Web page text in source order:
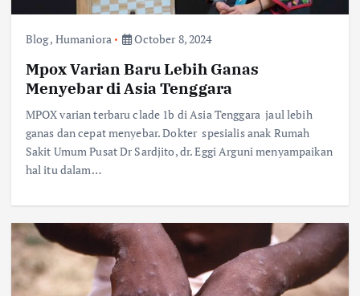
Blog, Humaniora October 8, 2024
Mpox Varian Baru Lebih Ganas
Menyebar di Asia Tenggara
MPOX varian terbaru clade 1b di Asia Tenggara jaul lebih
ganas dan cepat menyebar. Dokter spesialis anak Rumah
Sakit Umum Pusat Dr Sardjito, dr. Eggi Arguni menyampaikan
hal itu dalam…